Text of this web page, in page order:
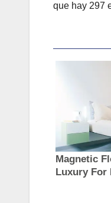
que hay 297